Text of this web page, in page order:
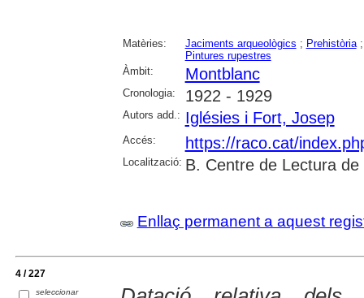
Matèries: Jaciments arqueològics ; Prehistòria
Pintures rupestres
Àmbit:
Montblanc
Cronologia: 1922 - 1929
Autors add.: Iglésies i Fort, Josep
Accés: https://raco.cat/
Localització: B. Centre de Lectura de
Enllaç permanent a aquest
4 / 227
seleccionar